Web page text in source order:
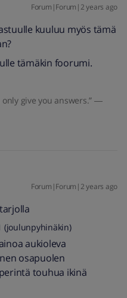
Forum|Forum|2 years ago
kuuluu myös tämä
tämäkin foorumi.
give you answers.” ―
Forum|Forum|2 years ago
(joulunpyhinäkin)
aukioleva
osapuolen
touhua ikinä